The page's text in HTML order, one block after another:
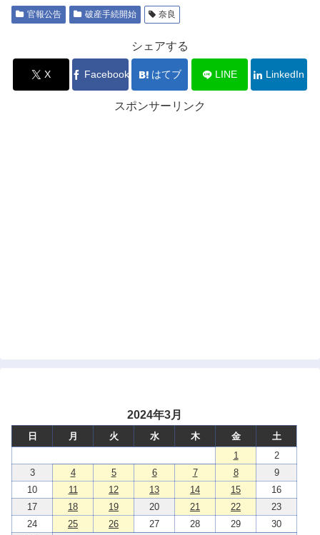
官報公告 破産手続開始 奈良
シェアする
X Facebook はてブ LINE LinkedIn
スポンサーリンク
2024年3月
日 月 火 水 木 金
土
1
2
3
4 5 6 7 8
9
10
11 12 13 14 15
16
17
18 19 20 21 22
23
24
25 26 27 28 29
30